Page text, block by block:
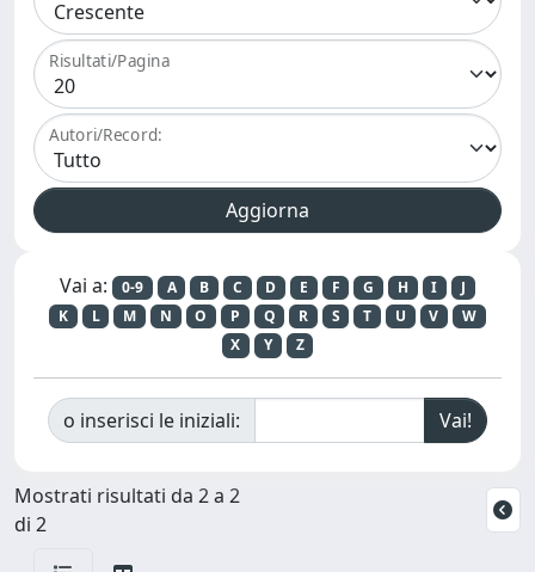
Risultati/Pagina
Autori/Record:
Vai a: 0-9 A B C D E F G H I
J
K
L M N O P Q R S T U V
W
X
Y Z
o inserisci le iniziali:
Mostrati risultati da 2 a 2
di 2